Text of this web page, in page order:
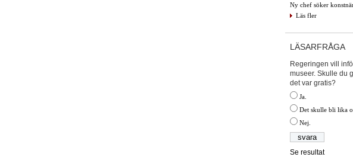
Ny chef söker
Läs fler
LÄSARFRÅGA
Regeringen vill
museer. Skulle du
det var gratis?
Ja.
Det skulle bli lika
Nej.
Se resultat